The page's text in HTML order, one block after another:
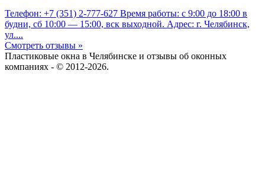
Телефон: +7 (351) 2-777-627 Время работы: с 9:00 до 18:00 в
будни, сб 10:00 — 15:00, вск выходной. Адрес: г. Челябинск,
ул....
Смотреть отзывы »
Пластиковые окна в Челябинске и отзывы об оконных
компаниях - © 2012-2026.